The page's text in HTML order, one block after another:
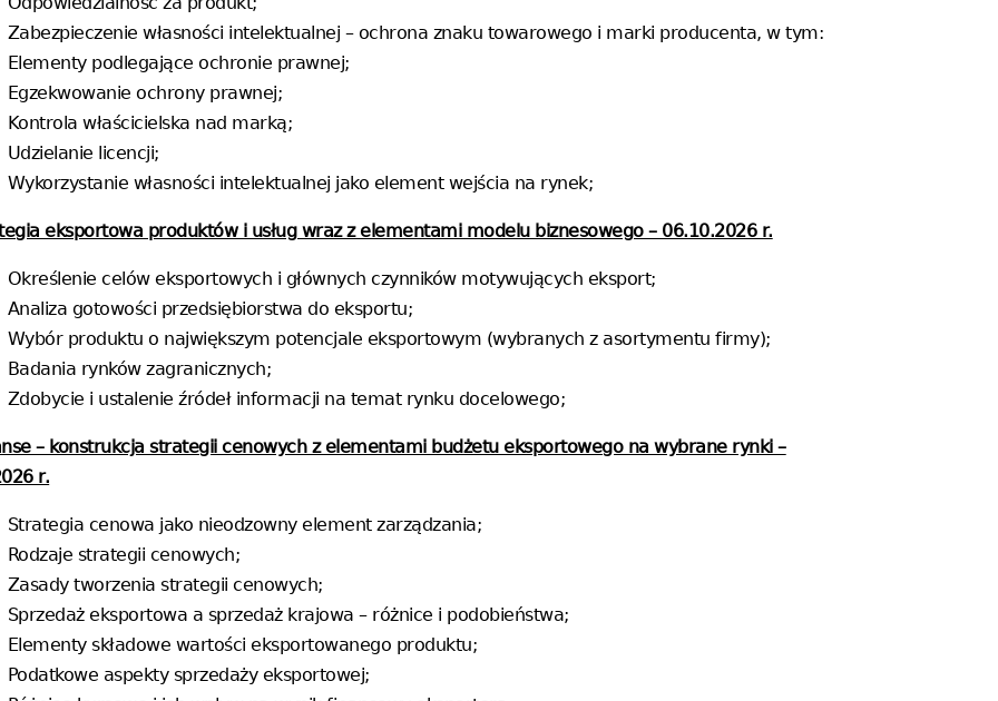
Zabezpieczenie własności intelektualnej – ochrona znaku towarowego i marki producenta, w tym:
Elementy podlegające ochronie prawnej;
Egzekwowanie ochrony prawnej;
Kontrola właścicielska nad marką;
Udzielanie licencji;
Wykorzystanie własności intelektualnej jako element wejścia na rynek;
eksportowa produktów i usług wraz z elementami modelu biznesowego – 06.10.2026 r.
Określenie celów eksportowych i głównych czynników motywujących eksport;
Analiza gotowości przedsiębiorstwa do eksportu;
Wybór produktu o największym potencjale eksportowym (wybranych z asortymentu firmy);
Badania rynków zagranicznych;
Zdobycie i ustalenie źródeł informacji na temat rynku docelowego;
– konstrukcja strategii cenowych z elementami budżetu eksportowego na wybrane rynki –
r.
Strategia cenowa jako nieodzowny element zarządzania;
Rodzaje strategii cenowych;
Zasady tworzenia strategii cenowych;
Sprzedaż eksportowa a sprzedaż krajowa – różnice i podobieństwa;
Elementy składowe wartości eksportowanego produktu;
Podatkowe aspekty sprzedaży eksportowej;